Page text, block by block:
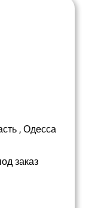
, Одесса
заказ